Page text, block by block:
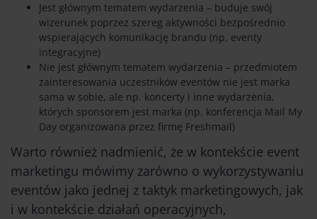
Jest głównym tematem wydarzenia – buduje swój
wizerunek poprzez szereg aktywności bezpośrednio
wspierających komunikację brandu (np. eventy
integracyjne)
Nie jest głównym tematem wydarzenia – przedmiotem
zainteresowania uczestników eventów nie jest marka
sama w sobie, ale np. koncerty i inne wydarzenia,
których sponsorem jest marka (np. konferencja Mail My
Day organizowana przez firmę Freshmail)
Warto również nadmienić, że w kontekście event
marketingu mówimy zarówno o wykorzystywaniu
eventów jako jednej z taktyk marketingowych, jak
i w kontekście działań operacyjnych,